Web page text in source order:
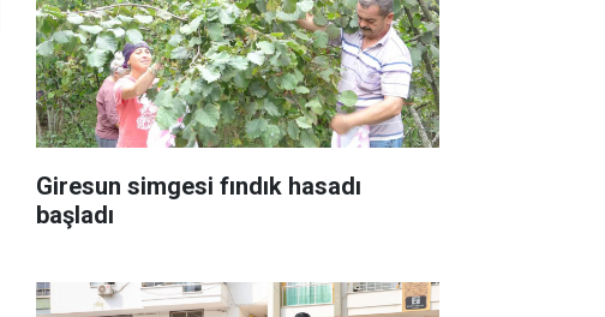
Giresun simgesi fındık hasadı
başladı